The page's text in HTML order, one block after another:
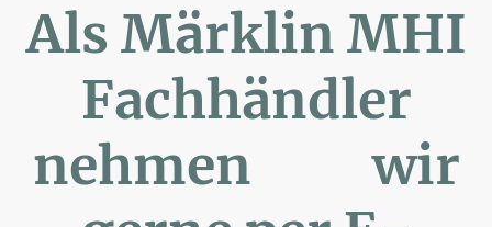
Als Märklin MHI
Fachhändler
nehmen wir